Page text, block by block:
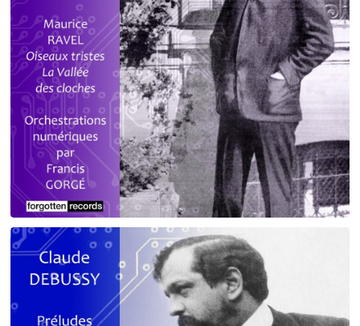
Debussy - Schmitt - Ravel
orchestrations numériques par Francis Gorgé